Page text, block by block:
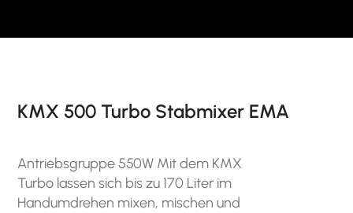
KMX 500 Turbo Stabmixer EMA
Antriebsgruppe 550W Mit dem KMX
Turbo lassen sich bis zu 170 Liter im
Handumdrehen mixen, mischen und